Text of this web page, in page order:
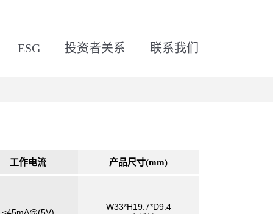
ESG 投资者关系 联系我们
工作电流 产品尺寸(mm)
W33*H19.7*D9.4